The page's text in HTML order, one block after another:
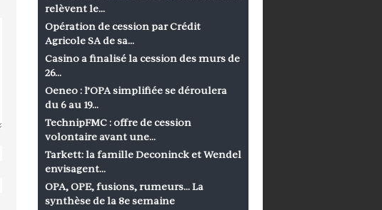
relèvent le…
Opération de cession par Crédit
Agricole SA de sa…
Casino a finalisé la cession des murs de
26…
Oeneo : l’OPA simplifiée se déroulera
du 6 au 19…
TechnipFMC : offre de cession
volontaire avant une…
Tarkett: la famille Deconinck et Wendel
envisagent…
OPA, OPE, fusions, rumeurs… La
synthèse de la 8e semaine